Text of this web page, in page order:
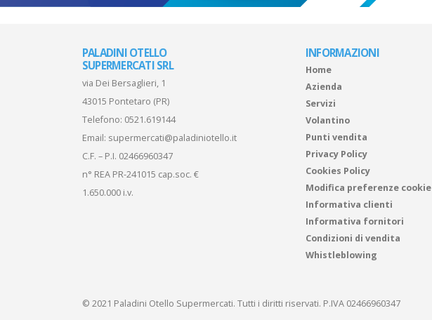
PALADINI OTELLO
SUPERMERCATI SRL
via Dei Bersaglieri, 1
43015 Pontetaro (PR)
Telefono: 0521.619144
Email: supermercati@paladiniotello.it
C.F. – P.I. 02466960347
n° REA PR-241015 cap.soc. €
1.650.000 i.v.
INFORMAZIONI
Home
Azienda
Servizi
Volantino
Punti vendita
Privacy Policy
Cookies Policy
Modifica preferenze cookie
Informativa clienti
Informativa fornitori
Condizioni di vendita
Whistleblowing
© 2021 Paladini Otello Supermercati. Tutti i diritti riservati. P.IVA 02466960347